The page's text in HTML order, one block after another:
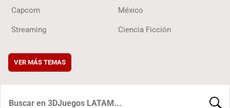
Capcom México
Streaming Ciencia Ficción
VER MÁS TEMAS